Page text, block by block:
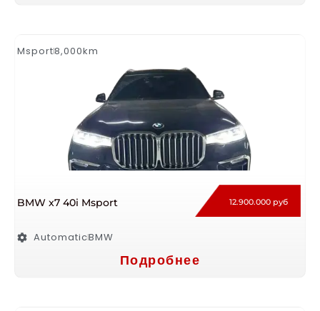
Msport8,000km
BMW x7 40i Msport 12.900.000 руб
AutomaticBMW
Подробнее